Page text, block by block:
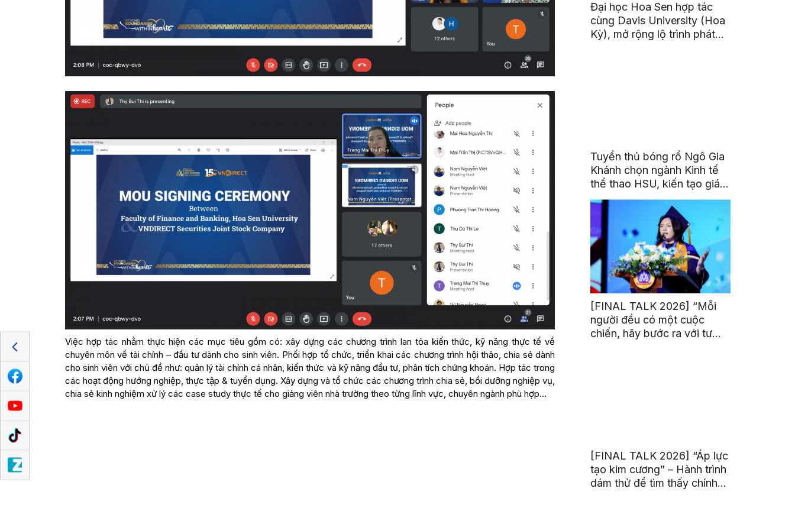
Việc hợp tác nhằm thực hiện các mục tiêu gồm có: xây dựng các chương trình lan tỏa kiến thức, kỹ năng thực tế về
chuyên môn về tài chính – đầu tư dành cho sinh viên. Phối hợp tổ chức, triển khai các chương trình hội thảo, chia sẻ dành
cho sinh viên với chủ đề như: quản lý tài chính cá nhân, kiến thức và kỹ năng đầu tư, phân tích chứng khoán. Hợp tác trong
các hoạt động hướng nghiệp, thực tập & tuyển dụng. Xây dựng và tổ chức các chương trình chia sẻ, bồi dưỡng nghiệp vụ,
chia sẻ kinh nghiệm xử lý các case study thực tế cho giảng viên nhà trường theo từng lĩnh vực, chuyên ngành phù hợp…
Đại học Hoa Sen hợp tác
cùng Davis University (Hoa
Kỳ), mở rộng lộ trình phát
Tuyển thủ bóng rổ Ngô Gia
Khánh chọn ngành Kinh tế
thể thao HSU, kiến tạo giá
trị từ đam mê thể thao
[FINAL TALK 2026] “Mỗi
người đều có một cuộc
chiến, hãy bước ra với tư
[FINAL TALK 2026] “Áp lực
tạo kim cương” – Hành trình
dám thử để tìm thấy chính